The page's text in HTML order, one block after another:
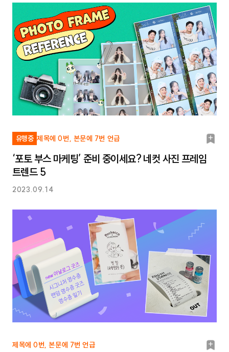
유행중 제목에 0번, 본문에 7번 언급
북
마
‘포토 부스 마케팅’ 준비 중이세요? 네컷 사진 프레임
트렌드 5
2023.09.14
제목에 0번, 본문에 7번 언급
북